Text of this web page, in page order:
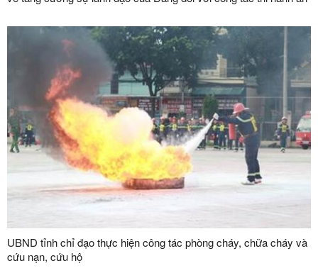
UBND tỉnh chỉ đạo thực hiện công tác phòng cháy, chữa cháy và
cứu nạn, cứu hộ